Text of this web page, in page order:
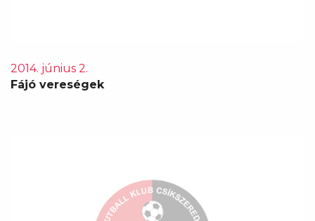
2014. június 2.
Fájó vereségek